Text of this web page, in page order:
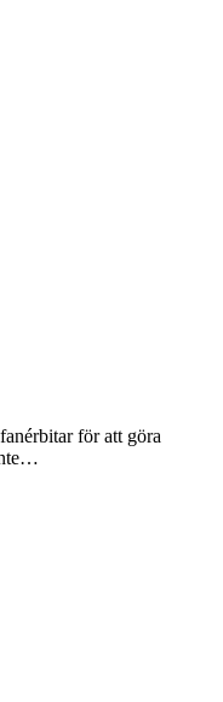
för att göra